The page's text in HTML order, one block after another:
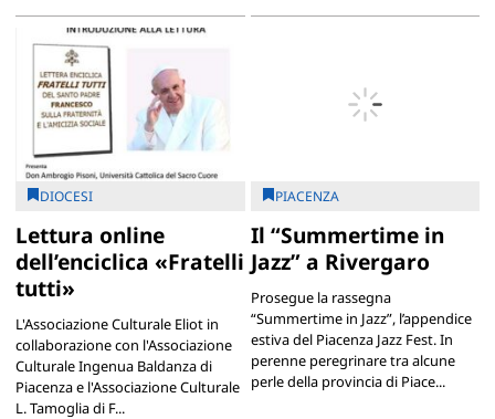
DIOCESI
Lettura online
dell’enciclica «Fratelli
tutti»
L'Associazione Culturale Eliot in
collaborazione con l'Associazione
Culturale Ingenua Baldanza di
Piacenza e l'Associazione Culturale
L. Tamoglia di F...
PIACENZA
Il “Summertime in
Jazz” a Rivergaro
Prosegue la rassegna
“Summertime in Jazz”, l’appendice
estiva del Piacenza Jazz Fest. In
perenne peregrinare tra alcune
perle della provincia di Piace...